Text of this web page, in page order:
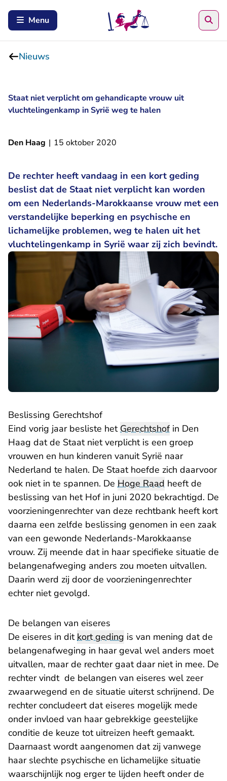
Menu
Nieuws
Staat niet verplicht om gehandicapte vrouw uit
vluchtelingenkamp in Syrië weg te halen
Den Haag | 15 oktober 2020
De rechter heeft vandaag in een kort geding
beslist dat de Staat niet verplicht kan worden
om een Nederlands-Marokkaanse vrouw met een
verstandelijke beperking en psychische en
lichamelijke problemen, weg te halen uit het
vluchtelingenkamp in Syrië waar zij zich bevindt.
​Beslissing Gerechtshof
Eind vorig jaar besliste hetGerechtshofin Den
Haag dat de Staat niet verplicht is een groep
vrouwen en hun kinderen vanuit Syrië naar
Nederland te halen. De Staat hoefde zich daarvoor
ook niet in te spannen. De Hoge Raad heeft de
beslissing van het Hof in juni 2020 bekrachtigd. De
voorzieningenrechter van deze rechtbank heeft kort
daarna een zelfde beslissing genomen in een zaak
van een gewonde Nederlands-Marokkaanse
vrouw. Zij meende dat in haar specifieke situatie de
belangenafweging anders zou moeten uitvallen.
Daarin werd zij door de voorzieningenrechter
echter niet gevolgd.
​De belangen van eiseres
De eiseres in ditkort geding is van mening dat de
belangenafweging in haar geval wel anders moet
uitvallen, maar de rechter gaat daar niet in mee. De
rechter vindt de belangen van eiseres wel zeer
zwaarwegend en de situatie uiterst schrijnend. De
rechter concludeert dat eiseres mogelijk mede
onder invloed van haar gebrekkige geestelijke
conditie de keuze tot uitreizen heeft gemaakt.
Daarnaast wordt aangenomen dat zij vanwege
haar slechte psychische en lichamelijke situatie
waarschijnlijk nog erger te lijden heeft onder de